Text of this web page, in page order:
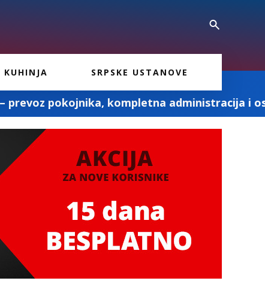
KUHINJA SRPSKE USTANOVE
kompletna administracija i ostale pogrebne